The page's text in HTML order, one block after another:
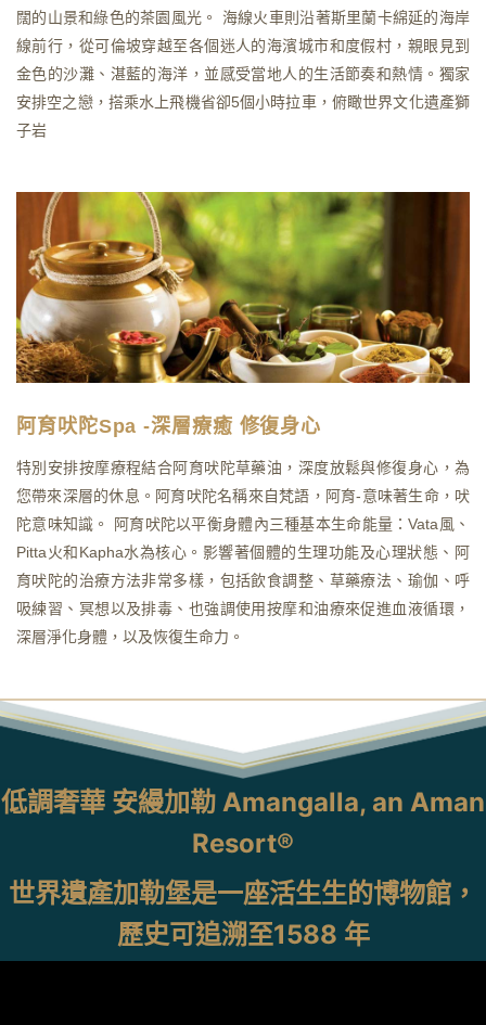
闊的山景和綠色的茶園風光。 海線火車則沿著斯里蘭卡綿延的海岸
線前行，從可倫坡穿越至各個迷人的海濱城市和度假村，親眼見到
金色的沙灘、湛藍的海洋，並感受當地人的生活節奏和熱情。獨家
安排空之戀，搭乘水上飛機省卻5個小時拉車，俯瞰世界文化遺產獅
子岩
阿育吠陀Spa -深層療癒 修復身心
特別安排按摩療程結合阿育吠陀草藥油，深度放鬆與修復身心，為
您帶來深層的休息。阿育吠陀名稱來自梵語，阿育-意味著生命，吠
陀意味知識。 阿育吠陀以平衡身體內三種基本生命能量：Vata風、
Pitta火和Kapha水為核心。影響著個體的生理功能及心理狀態、阿
育吠陀的治療方法非常多樣，包括飲食調整、草藥療法、瑜伽、呼
吸練習、冥想以及排毒、也強調使用按摩和油療來促進血液循環，
深層淨化身體，以及恢復生命力。
低調奢華 安縵加勒 Amangalla, an Aman
Resort®
世界遺產加勒堡是一座活生生的博物館，
歷史可追溯至1588 年